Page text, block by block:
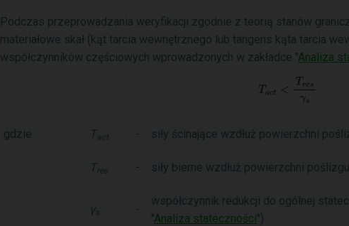
Podczas przeprowadzania weryfikacji zgodnie z teorią stanów
materiałowe skał (kąt tarcia wewnętrznego lub tangens kąta tarcia
współczynników częściowych wprowadzonych w zakładce "Analiza
gdzie: T act - siły ścinające wzdłuż powierzchni
T res - siły bierne wzdłuż powierzchni poślizgu
γ s -
współczynnik redukcji do ogólnej
"Analiza stateczności")